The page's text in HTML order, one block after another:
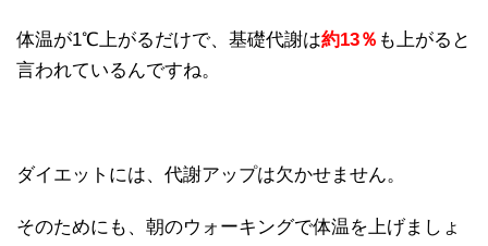
体温が1℃上がるだけで、基礎代謝は約13％ も上がると
言われているんですね。
ダイエットには、代謝アップは欠かせません。
そのためにも、朝のウォーキングで体温を上げましょ